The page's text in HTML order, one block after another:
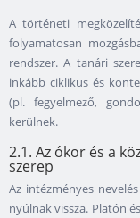
A történeti
folyamatosan
rendszer. A tanári
inkább ciklikus és
(pl. fegyelmező,
kerülnek.
2.1. Az ókor és a
szerep
Az intézményes
nyúlnak vissza. Platón